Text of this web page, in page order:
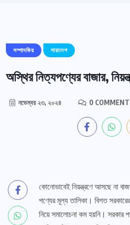
সম্পাদকিয় সারাদেশ
অস্থির নিত্যপণ্যের বাজার,
নভেম্বর ২৩, ২০২৪ 0
কোনোভাবেই নিয়ন্ত্রণে আসছে না
পণ্যের মূল্য তালিকা। বিগত
নিয়ে সমালোচনা কম হয়নি। সরকার